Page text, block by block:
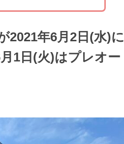
2021年6月2日(水)に
1日(火)はプレオー